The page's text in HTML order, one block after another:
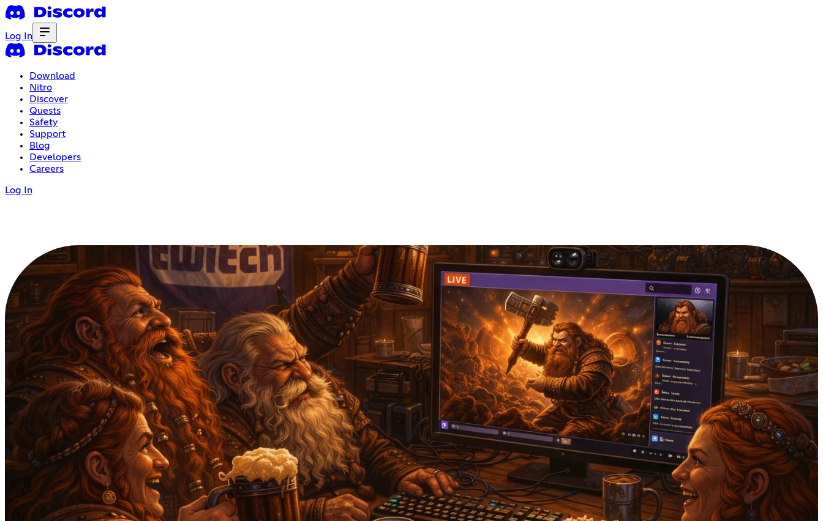
Log In
Download
Nitro
Discover
Quests
Safety
Support
Blog
Developers
Careers
Log In